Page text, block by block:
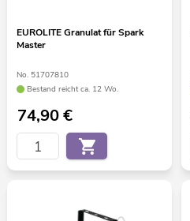
EUROLITE Granulat für Spark
Master
No. 51707810
Bestand reicht ca. 12 Wo.
74,90€